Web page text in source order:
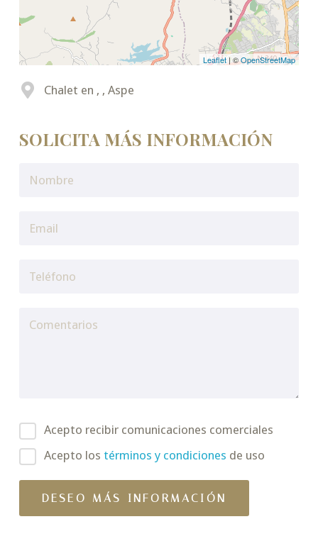
Leaflet | ©OpenStreetMap
Chalet en , , Aspe
SOLICITA MÁS INFORMACIÓN
Acepto recibir comunicaciones comerciales
Acepto los términos y condiciones de uso